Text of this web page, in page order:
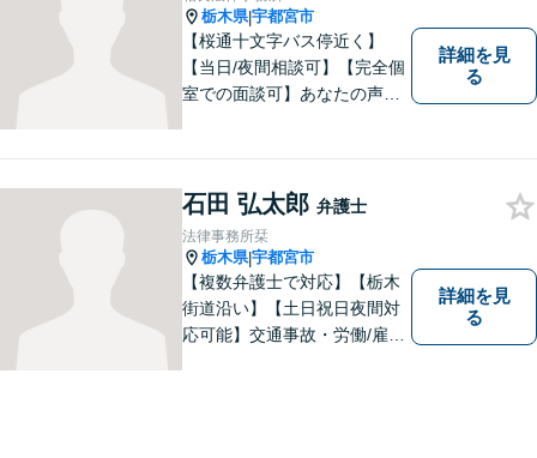
栃木県|宇都宮市
【桜通十文字バス停近く】
【当日/夜間相談可】【完全個
室での面談可】あなたの声を
い。 https://sagara-law-office.j
p/
詳細を見
る
石田 弘太郎 弁護士
法律事務所栞
栃木県|宇都宮市
【複数弁護士で対応】【栃木
街道沿い】【土日祝日夜間対
応可能】交通事故・労働/雇用
詳細を見
る